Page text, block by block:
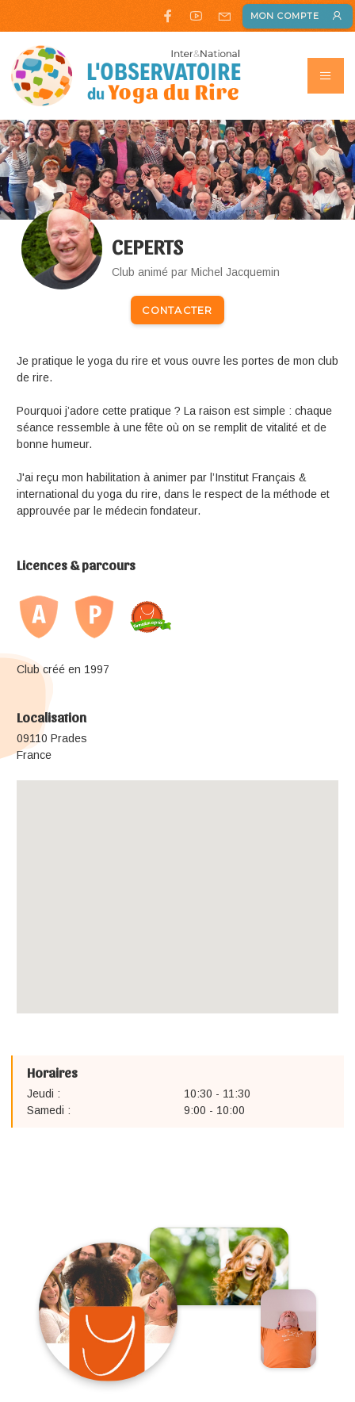
MON COMPTE
CEPERTS
Club animé par Michel Jacquemin
CONTACTER
Je pratique le yoga du rire et vous ouvre les portes de mon club
de rire.
Pourquoi j’adore cette pratique ? La raison est simple : chaque
séance ressemble à une fête où on se remplit de vitalité et de
bonne humeur.
J'ai reçu mon habilitation à animer par l’Institut Français &
international du yoga du rire, dans le respect de la méthode et
approuvée par le médecin fondateur.
Licences & parcours
Club créé en 1997
Localisation
09110 Prades
France
Horaires
Jeudi :
10:30 - 11:30
Samedi :
9:00 - 10:00